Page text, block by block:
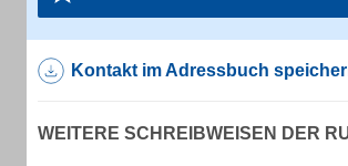
Kontakt im Adressbuch
WEITERE SCHREIBWEISEN DER